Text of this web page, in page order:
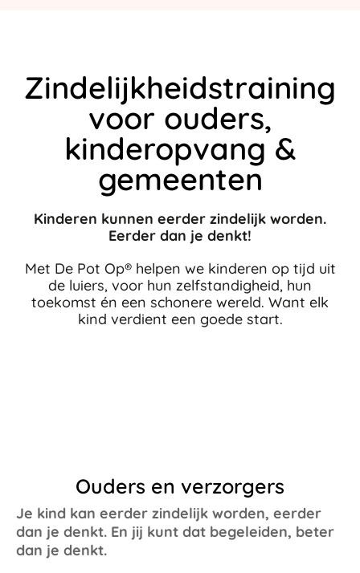
Zindelijkheidstraining
voor ouders,
kinderopvang &
gemeenten
Kinderen kunnen eerder zindelijk worden.
Eerder dan je denkt!
Met De Pot Op® helpen we kinderen op tijd uit
de luiers, voor hun zelfstandigheid, hun
toekomst én een schonere wereld. Want elk
kind verdient een goede start.
Ouders en verzorgers
Je kind kan eerder zindelijk worden, eerder
dan je denkt. En jij kunt dat begeleiden, beter
dan je denkt.​